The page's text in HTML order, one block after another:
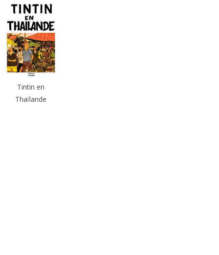
Tintin en
Thaïlande